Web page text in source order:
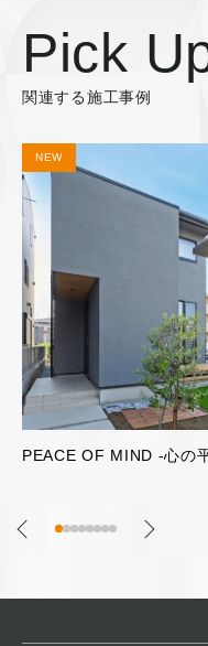
Pick
関連する施工事例